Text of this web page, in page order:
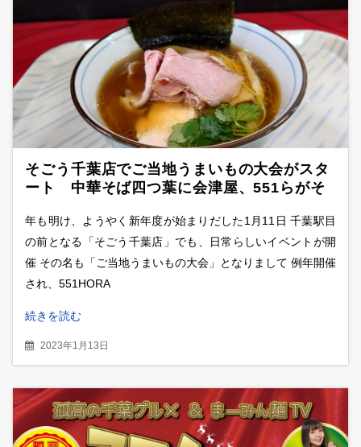
そごう千葉店でご当地うまいもの大会がスタ
ート 中華そば四つ葉に会津屋、551らがそ
年も明け、ようやく新年度が始まりだした1月11日 千葉駅目
の前となる「そごう千葉店」でも、日常らしいイベントが開
催 その名も「ご当地うまいもの大会」となりまして 例年開催
され、551HORA
続きを読む
2023年1月13日